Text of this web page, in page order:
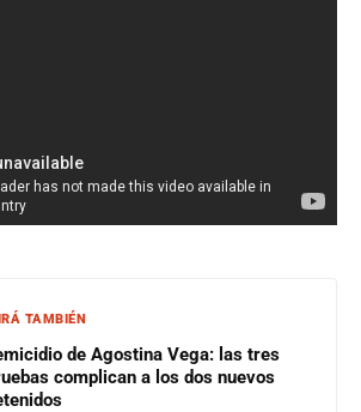
TAMBIÉN
de Agostina Vega: las tres
complican a los dos nuevos